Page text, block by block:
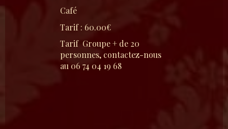
Café
Tarif : 60.00€
Tarif Groupe + de 20
personnes, contactez-nous
au 06 74 04 19 68